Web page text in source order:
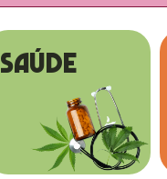
SAÚDE